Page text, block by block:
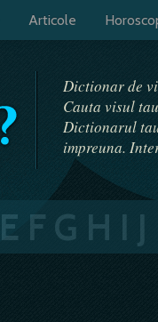
Articole
Dictionar de
Cauta visul
Dictionarul
impreuna.
E F G H I J